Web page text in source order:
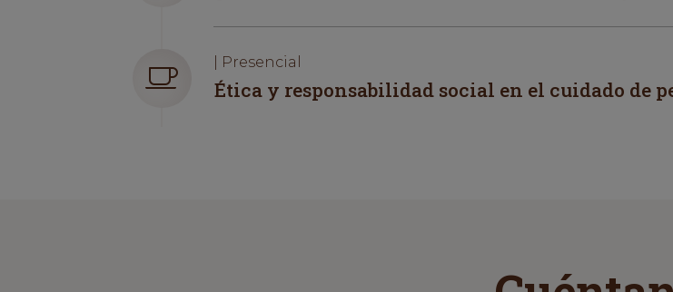
| Presencial
Ética y responsabilidad social en el cuidado de